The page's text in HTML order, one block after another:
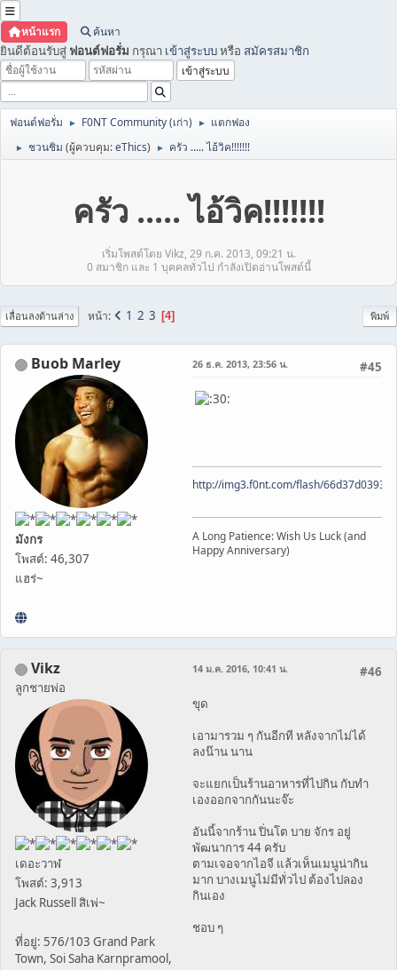
หน้าแรก ค้นหา
ยินดีต้อนรับสู่ ฟอนต์ฟอรั่ม กรุณา เข้าสู่ระบบหรือ สมัครสมาชิก
ฟอนต์ฟอรั่ม ► F0NT Community (เก่า) ► แตกฟอง
► ชวนชิม (ผู้ควบคุม:eThics) ► ครัว ..... ไอ้วิค!!!!!!!
ครัว ..... ไอ้วิค!!!!!!!
เริ่มโพสต์โดย Vikz, 29 ก.ค. 2013, 09:21 น.
0 สมาชิก และ 1 บุคคลทั่วไป กำลังเปิดอ่านโพสต์นี้
พิมพ์
เลื่อนลงด้านล่าง หน้า 1 2 3 4
Buob Marley
มังกร
โพสต์: 46,307
แฮร่~
#45
26 ธ.ค. 2013, 23:56 น.
http://img3.f0nt.com/flash/
A Long Patience: Wish Us Luck (and
Happy Anniversary)
Vikz
ลูกชายพ่อ
เดอะวาฬ
โพสต์: 3,913
Jack Russell สิเพ่~
ที่อยู่: 576/103 Grand Park
Town, Soi Saha Karnpramool,
#46
14 ม.ค. 2016, 10:41 น.
ขุด
เอามารวม ๆ กันอีกที หลังจากไม่ได้
ลงน๊าน นาน
จะแยกเป็นร้านอาหารที่ไปกิน กับทำ
เองออกจากกันนะจ๊ะ
อันนี้จากร้าน ปิ่นโต บาย จักร อยู่
พัฒนาการ 44 ครับ
ตามเจอจากไอจี แล้วเห็นเมนูน่ากิน
มาก บางเมนูไม่มีทั่วไป ต้องไปลอง
กินเอง
ชอบ ๆ